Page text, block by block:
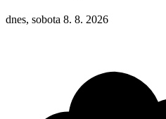
dnes, sobota 8. 8. 2026